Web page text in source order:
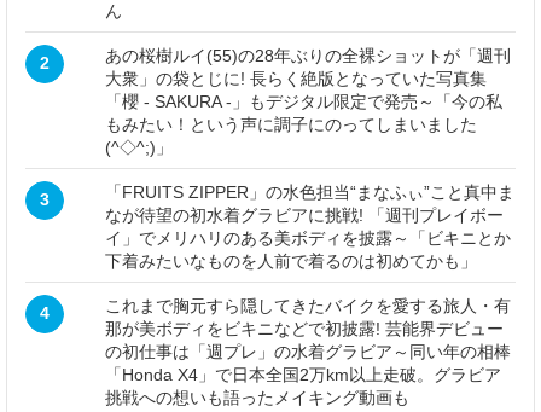
ん
2
あの桜樹ルイ(55)の28年ぶりの全裸ショットが「週刊
大衆」の袋とじに! 長らく絶版となっていた写真集
「櫻 - SAKURA -」もデジタル限定で発売～「今の私
もみたい！という声に調子にのってしまいました
(^◇^;)」
3
「FRUITS ZIPPER」の水色担当“まなふぃ”こと真中ま
なが待望の初水着グラビアに挑戦! 「週刊プレイボー
イ」でメリハリのある美ボディを披露～「ビキニとか
下着みたいなものを人前で着るのは初めてかも」
4
これまで胸元すら隠してきたバイクを愛する旅人・有
那が美ボディをビキニなどで初披露! 芸能界デビュー
の初仕事は「週プレ」の水着グラビア～同い年の相棒
「Honda X4」で日本全国2万km以上走破。グラビア
挑戦への想いも語ったメイキング動画も